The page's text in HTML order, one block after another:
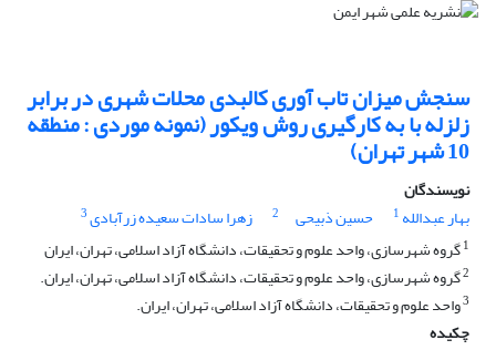
سنجش میزان تاب آوری کالبدی محلات شهری در برابر
زلزله با به کارگیری روش ویکور (نمونه موردی : منطقه
10 شهر تهران)
نویسندگان
بهار عبدالله 1 حسین ذبیحی 2 زهرا سادات سعیده زرآبادی3
1گروه شهرسازی، واحد علوم و تحقیقات، دانشگاه آزاد اسلامی، تهران، ایران
2گروه شهرسازی، واحد علوم و تحقیقات، دانشگاه آزاد اسلامی، تهران، ایران.
3واحد علوم و تحقیقات، دانشگاه آزاد اسلامی، تهران، ایران.
چکیده